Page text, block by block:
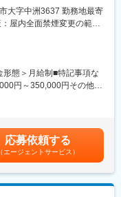
ご担当いただきます。 精
った設計を習得して頂
一連の流れを担当しま
や配置を設計していきま
を考えながら、機械・電
め、幅広い業務を経験で
大字中洲3637 勤務地最寄
屋内全面禁煙変更の範
態＞月給制■特記事項な
円～350,000円その他固
回（4月） ■賞与：年2回
の他固定手当について設
はあくまでも目安の金額
あります。月給(月額)は固
応募依頼する
（エージェントサービス）